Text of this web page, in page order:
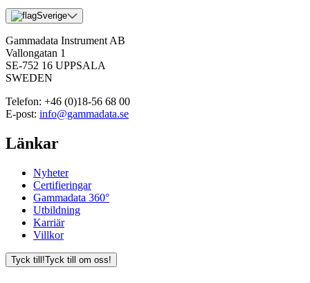
Sverige
Gammadata Instrument AB
Vallongatan 1
SE-752 16 UPPSALA
SWEDEN
Telefon: +46 (0)18-56 68 00
E-post: info@gammadata.se
Länkar
Nyheter
Certifieringar
Gammadata 360°
Utbildning
Karriär
Villkor
Tyck till!Tyck till om oss!